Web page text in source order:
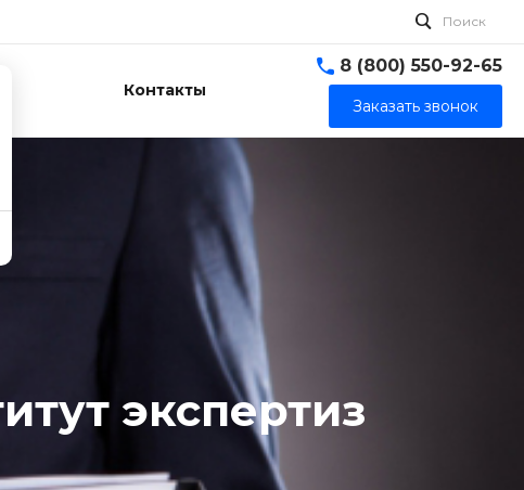
Поиск
Контакты
8 (800) 550-92-65
Заказать звонок
экспертиз